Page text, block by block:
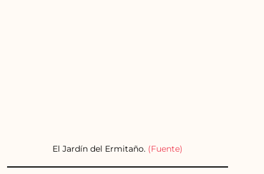
El Jardín del Ermitaño. (Fuente)